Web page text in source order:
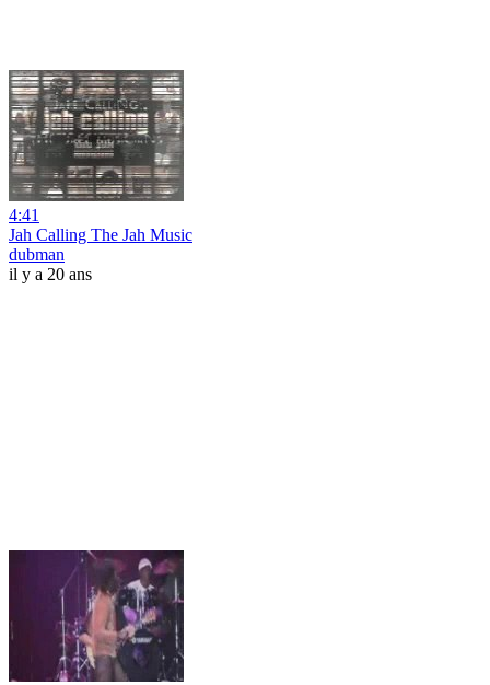
4:41
Jah Calling The Jah Music
dubman
il y a 20 ans